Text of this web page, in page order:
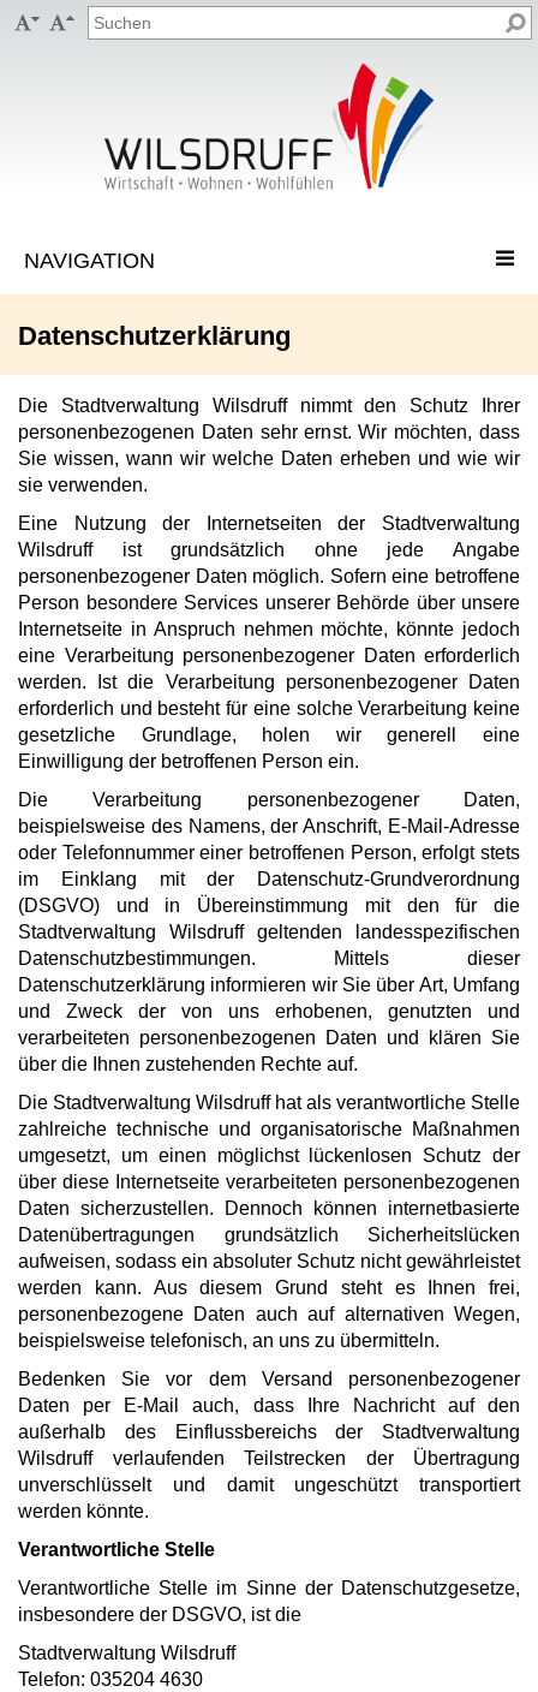
 
Datenschutzerklärung
Die Stadtverwaltung Wilsdruff nimmt den Schutz Ihrer
personenbezogenen Daten sehr ernst. Wir möchten, dass
Sie wissen, wann wir welche Daten erheben und wie wir
sie verwenden.
Eine Nutzung der Internetseiten der Stadtverwaltung
Wilsdruff ist grundsätzlich ohne jede Angabe
personenbezogener Daten möglich. Sofern eine betroffene
Person besondere Services unserer Behörde über unsere
Internetseite in Anspruch nehmen möchte, könnte jedoch
eine Verarbeitung personenbezogener Daten erforderlich
werden. Ist die Verarbeitung personenbezogener Daten
erforderlich und besteht für eine solche Verarbeitung keine
gesetzliche Grundlage, holen wir generell eine
Einwilligung der betroffenen Person ein.
Die Verarbeitung personenbezogener Daten,
beispielsweise des Namens, der Anschrift, E-Mail-Adresse
oder Telefonnummer einer betroffenen Person, erfolgt stets
im Einklang mit der Datenschutz-Grundverordnung
(DSGVO) und in Übereinstimmung mit den für die
Stadtverwaltung Wilsdruff geltenden landesspezifischen
Datenschutzbestimmungen. Mittels dieser
Datenschutzerklärung informieren wir Sie über Art, Umfang
und Zweck der von uns erhobenen, genutzten und
verarbeiteten personenbezogenen Daten und klären Sie
über die Ihnen zustehenden Rechte auf.
Die Stadtverwaltung Wilsdruff hat als verantwortliche Stelle
zahlreiche technische und organisatorische Maßnahmen
umgesetzt, um einen möglichst lückenlosen Schutz der
über diese Internetseite verarbeiteten personenbezogenen
Daten sicherzustellen. Dennoch können internetbasierte
Datenübertragungen grundsätzlich Sicherheitslücken
aufweisen, sodass ein absoluter Schutz nicht gewährleistet
werden kann. Aus diesem Grund steht es Ihnen frei,
personenbezogene Daten auch auf alternativen Wegen,
beispielsweise telefonisch, an uns zu übermitteln.
Bedenken Sie vor dem Versand personenbezogener
Daten per E-Mail auch, dass Ihre Nachricht auf den
außerhalb des Einflussbereichs der Stadtverwaltung
Wilsdruff verlaufenden Teilstrecken der Übertragung
unverschlüsselt und damit ungeschützt transportiert
werden könnte.
Verantwortliche Stelle
Verantwortliche Stelle im Sinne der Datenschutzgesetze,
insbesondere der DSGVO, ist die
Stadtverwaltung Wilsdruff
Telefon: 035204 4630